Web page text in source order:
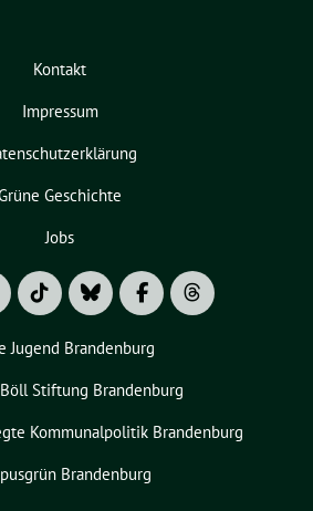
Kontakt
Impressum
Geschichte
Jobs
Jugend Brandenburg
Stiftung Brandenburg
Kommunalpolitik Brandenburg
Brandenburg